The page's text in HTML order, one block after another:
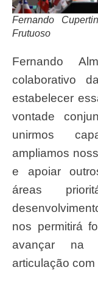
Fernando
Frutuoso
Fernando Almeida destacou o caráter
colaborativo
estabelecer
vontade
unirmos
ampliamos
e apoiar
áreas
nos permitirá
avançar na
articulação com